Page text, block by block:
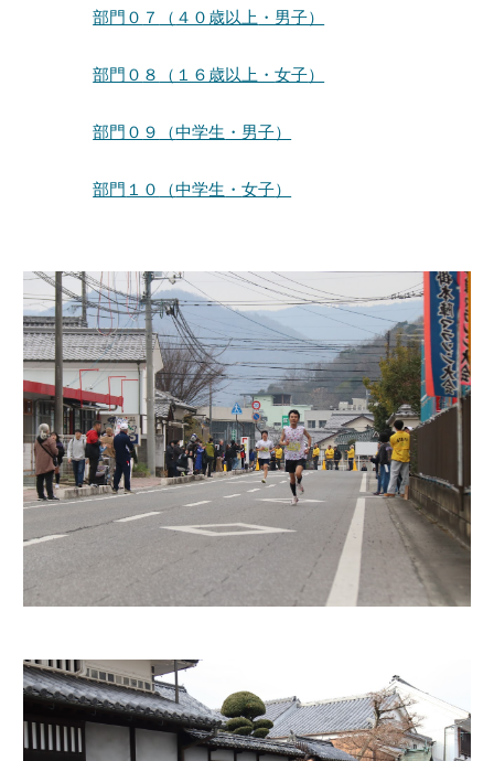
部門０ ７ （ ４０歳以上 ・男子）
部門０ ８ （１６歳以上・女子）
部門０ ９ （中学生 ・男子）
部門 １０ （中学生 ・女子）